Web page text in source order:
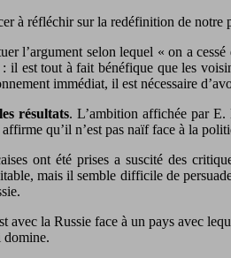
à réfléchir sur la redéfinition de notre
l’argument selon lequel « on a
il est tout à fait bénéfique que les
immédiat, il est nécessaire
résultats. L’ambition affichée par E.
qu’il n’est pas naïf face à la
ont été prises a suscité des
mais il semble difficile de
la Russie face à un pays avec
domine.